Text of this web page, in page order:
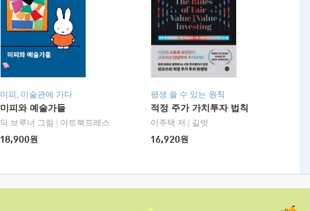
미피, 미술관에 가다
미피와 예술가들
딕 브루너 그림
아트북프레스
18,900원
평생 쓸 수 있는 원칙
적정 주가 가치투자 법칙
이주택 저
길벗
16,920원